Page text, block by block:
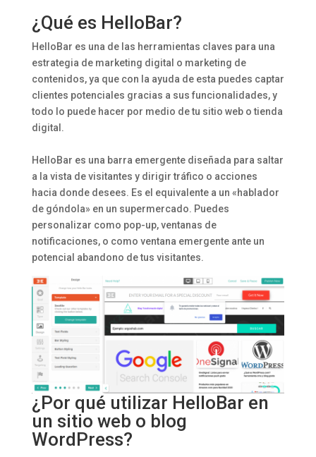
¿Qué es HelloBar?
HelloBar es una de las herramientas claves para una
estrategia de marketing digital o marketing de
contenidos, ya que con la ayuda de esta puedes captar
clientes potenciales gracias a sus funcionalidades, y
todo lo puede hacer por medio de tu sitio web o tienda
digital.
HelloBar es una barra emergente diseñada para saltar
a la vista de visitantes y dirigir tráfico o acciones
hacia donde desees. Es el equivalente a un «hablador
de góndola» en un supermercado. Puedes
personalizar como pop-up, ventanas de
notificaciones, o como ventana emergente ante un
potencial abandono de tus visitantes.
¿Por qué utilizar HelloBar en
un sitio web o blog
WordPress?